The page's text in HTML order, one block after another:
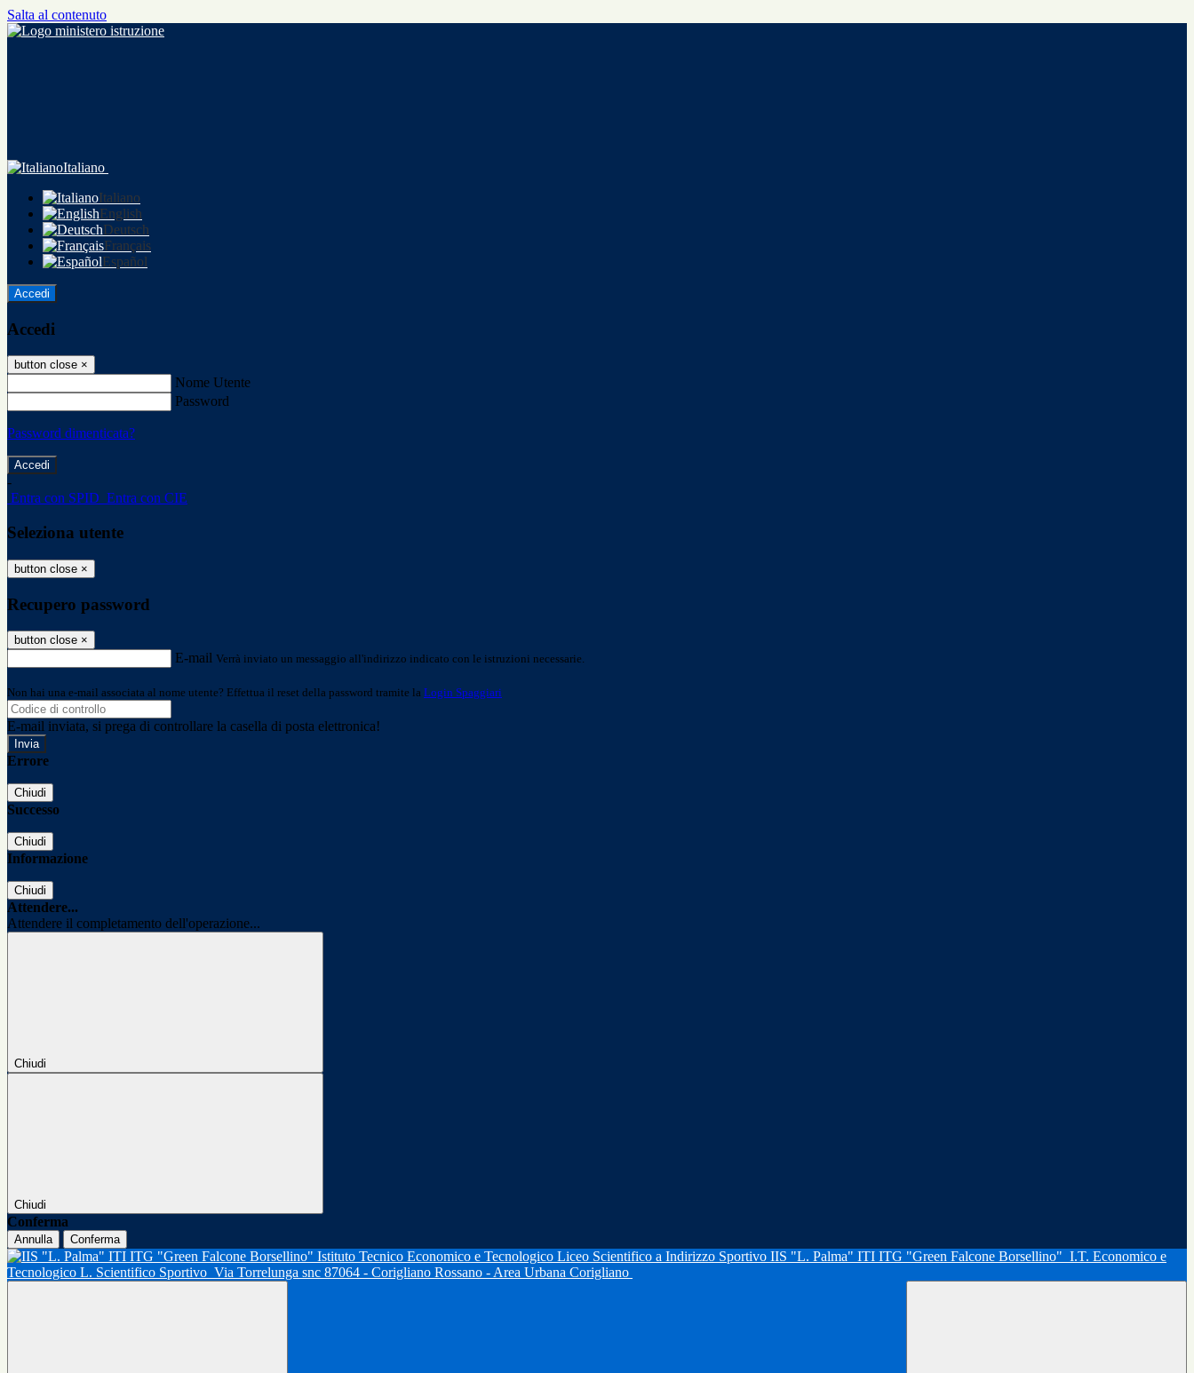
Salta al contenuto
Italiano
Italiano
English
Deutsch
Français
Español
Accedi
Accedi
button close ×
Nome Utente
Password
Password dimenticata?
-
Entra con SPID Entra con CIE
Seleziona utente
button close ×
Recupero password
button close ×
E-mail Verrà inviato un messaggio all'indirizzo indicato con le istruzioni necessarie.
Non hai una e-mail associata al nome utente? Effettua il reset della password tramite la Login Spaggiari
E-mail inviata, si prega di controllare la casella di posta elettronica!
Errore
Chiudi
Successo
Chiudi
Informazione
Chiudi
Attendere...
Attendere il completamento dell'operazione...
Chiudi
Chiudi
Conferma
Annulla Conferma
IIS "L. Palma" ITI ITG "Green Falcone Borsellino" I.T. Economico e
Tecnologico L. Scientifico Sportivo Via Torrelunga snc 87064 - Corigliano Rossano - Area Urbana Corigliano